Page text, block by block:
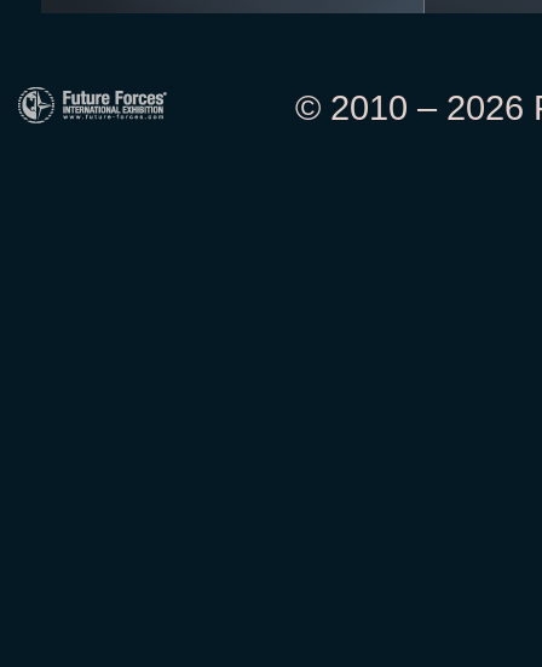
© 2010 – 2026